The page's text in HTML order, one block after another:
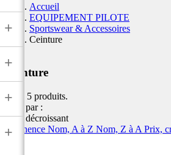
+
+
+
+
Accueil
EQUIPEMENT PILOTE
Sportswear & Accessoires
Ceinture
Ceinture
Il y a 5 produits.
Trier par :
Prix, décroissant
Pertinence Nom, A à Z Nom, Z à A Prix,